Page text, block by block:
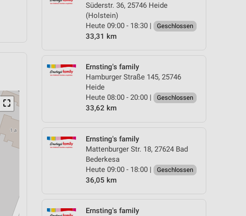
Süderstr. 36, 25746 Heide
(Holstein)
Heute 09:00 - 18:30 |
Geschlossen
33,31 km
Ernsting's family
Hamburger Straße 145, 25746
Heide
Heute 08:00 - 20:00 |
Geschlossen
33,62 km
Ernsting's family
Mattenburger Str. 18, 27624 Bad
Bederkesa
Heute 09:00 - 18:00 |
Geschlossen
36,05 km
Ernsting's family
⛶